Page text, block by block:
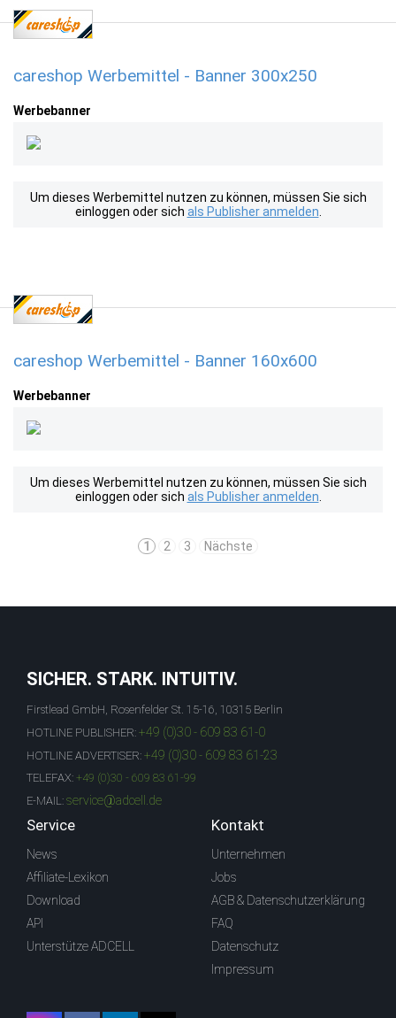
careshop Werbemittel - Banner 300x250
Werbebanner
Um dieses Werbemittel nutzen zu können, müssen Sie sich
einloggen oder sich als Publisher anmelden
careshop Werbemittel - Banner 160x600
Werbebanner
Um dieses Werbemittel nutzen zu können, müssen Sie sich
einloggen oder sich als Publisher anmelden
1 2 3 Nächste
SICHER. STARK. INTUITIV.
Firstlead GmbH, Rosenfelder St. 15-16, 10315 Berlin
HOTLINE PUBLISHER: +49 (0)30 - 609 83 61-0
HOTLINE ADVERTISER: +49 (0)30 - 609 83 61-23
TELEFAX: +49 (0)30 - 609 83 61-99
E-MAIL: service@adcell.de
Service
News
Affiliate-Lexikon
Download
API
Unterstütze ADCELL
Kontakt
Unternehmen
Jobs
AGB & Datenschutzerklärung
FAQ
Datenschutz
Impressum